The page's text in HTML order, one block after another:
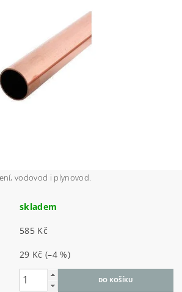
vodovod i plynovod.
skladem
585 Kč
29 Kč(–4 %)